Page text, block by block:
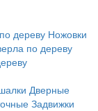
дереву Ножовки
по дереву
Дверные
Задвижки